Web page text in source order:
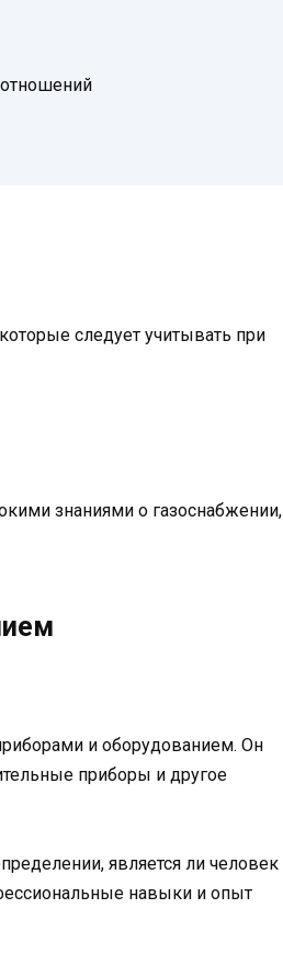
следует учитывать при
знаниями о газоснабжении,
и оборудованием. Он
приборы и другое
является ли человек
навыки и опыт